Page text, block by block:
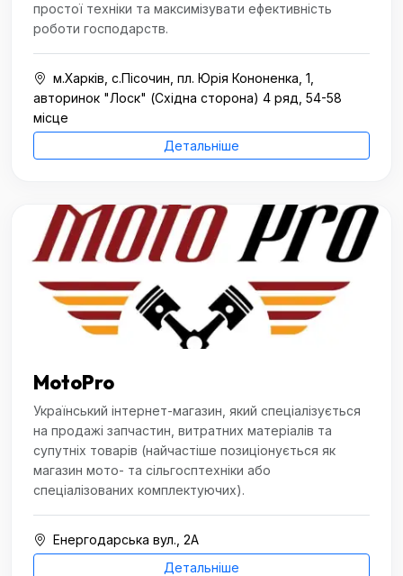
простої техніки та максимізувати ефективність
роботи господарств.
м.Харків, с.Пісочин, пл. Юрія Кононенка, 1,
авторинок "Лоск" (Східна сторона) 4 ряд, 54-58
місце
Детальніше
MotoPro
Український інтернет-магазин, який спеціалізується
на продажі запчастин, витратних матеріалів та
супутніх товарів (найчастіше позиціонується як
магазин мото- та сільгосптехніки або
спеціалізованих комплектуючих).
Енергодарська вул., 2А
Детальніше